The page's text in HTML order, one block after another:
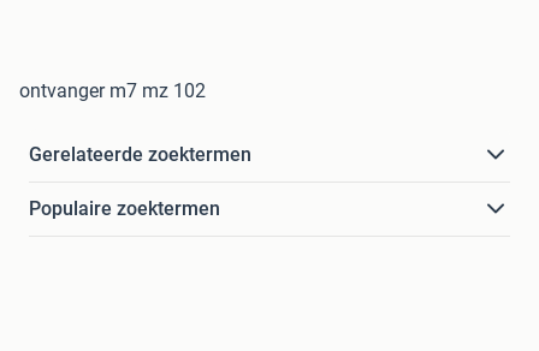
ontvanger m7 mz 102
Gerelateerde zoektermen
Populaire zoektermen